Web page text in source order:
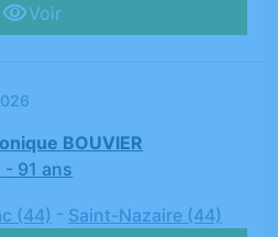
Voir
BOUVIER
- 91 ans
(44) - Saint-Nazaire (44)